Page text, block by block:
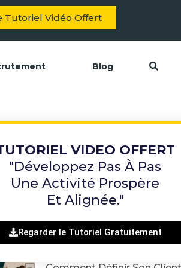
Tutoriel Vidéo Offert
Blog
VIDEO OFFERT
"Développez Pas À Pas
Une Activité Prospère
Et Alignée."
Regarder le Tutoriel Gratuitement